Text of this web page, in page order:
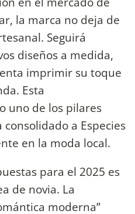
la marca no deja de
Seguirá
diseños a medida,
imprimir su toque
Esta
uno de los pilares
a Especies
en la moda local.
para el 2025 es
de novia. La
moderna”